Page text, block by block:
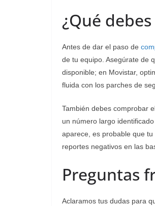
¿Qué
Antes de dar el paso de
de tu equipo. Asegúrate de
disponible; en Movistar,
fluida con los parches de
También debes comprobar
un número largo
aparece, es probable que
reportes negativos en las
Preguntas
Aclaramos tus dudas para